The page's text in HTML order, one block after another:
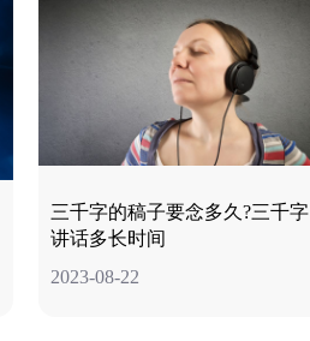
三千字的稿子要念多久?三千字
讲话多长时间
2023-08-22